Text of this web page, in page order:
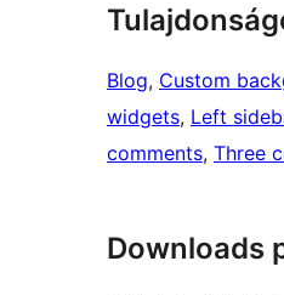
Blog, Custom
widgets, Left
comments, Three
Downloads